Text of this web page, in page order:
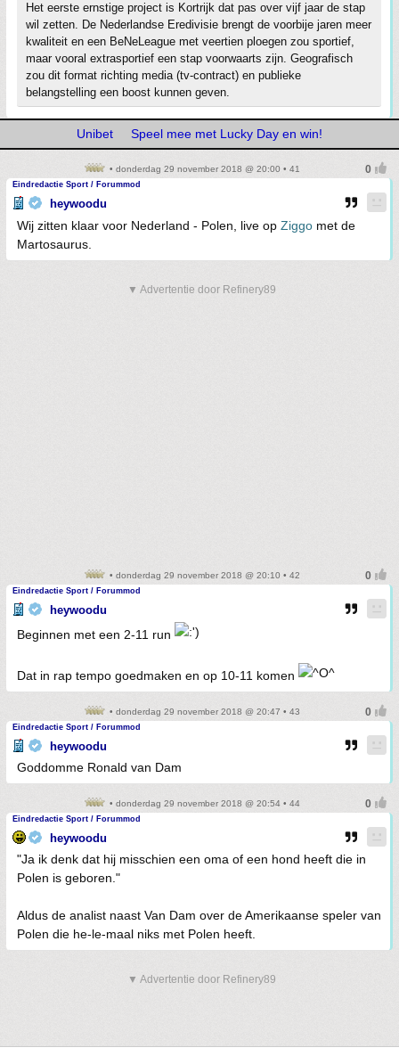
Het eerste ernstige project is Kortrijk dat pas over vijf jaar de stap
wil zetten. De Nederlandse Eredivisie brengt de voorbije jaren meer
kwaliteit en een BeNeLeague met veertien ploegen zou sportief,
maar vooral extrasportief een stap voorwaarts zijn. Geografisch
zou dit format richting media (tv-contract) en publieke
belangstelling een boost kunnen geven.
Unibet Speel mee met Lucky Day en win!
• donderdag 29 november 2018 @ 20:00 • 41
Eindredactie Sport / Forummod
heywoodu
Wij zitten klaar voor Nederland - Polen, live op Ziggo met de
Martosaurus.
▼ Advertentie door Refinery89
• donderdag 29 november 2018 @ 20:10 • 42
Eindredactie Sport / Forummod
heywoodu
Beginnen met een 2-11 run
Dat in rap tempo goedmaken en op 10-11 komen
• donderdag 29 november 2018 @ 20:47 • 43
Eindredactie Sport / Forummod
heywoodu
Goddomme Ronald van Dam
• donderdag 29 november 2018 @ 20:54 • 44
Eindredactie Sport / Forummod
heywoodu
"Ja ik denk dat hij misschien een oma of een hond heeft die in
Polen is geboren."
Aldus de analist naast Van Dam over de Amerikaanse speler van
Polen die he-le-maal niks met Polen heeft.
▼ Advertentie door Refinery89